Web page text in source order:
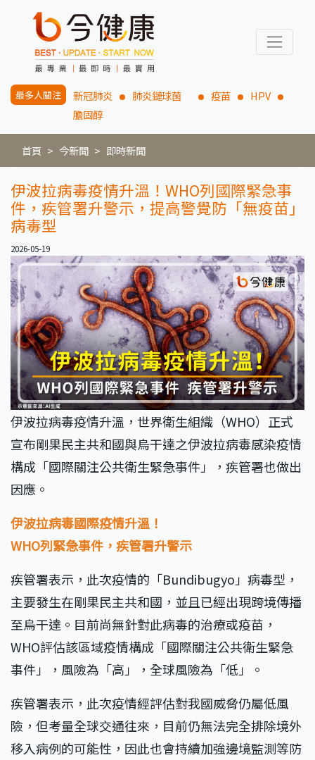
最多人關注 新冠肺炎 肺炎鏈球菌 疫苗
HPV
膽固醇
首頁 今新聞 即時新聞
伊波拉病毒疫情升溫！WHO列國際緊急事
件，疾管署升警示，提高警覺防「無疫苗」
病毒型
2026-05-19
伊波拉病毒疫情升溫，世界衛生組織（WHO）正式
宣布剛果民主共和國與烏干達之伊波拉病毒感染疫情
構成「國際關注公共衛生緊急事件」，疾管署也做出
因應。
伊波拉病毒國際疫情升溫！
WHO列緊急事件，疾管署升警示
疾管署表示，此次疫情的「Bundibugyo」病毒型，
主要發生在剛果民主共和國，並且已經出現跨境傳播
至烏干達。目前尚無針對此病毒的治療或疫苗，
WHO評估該區域疫情構成「國際關注公共衛生緊急
事件」，風險為「高」，全球風險為「低」。
疾管署表示，此次疫情經評估對我國威脅仍屬低風
險，但考量全球交通往來，目前仍無法完全排除境外
移入病例的可能性，因此也會持續加強邊境監測等防